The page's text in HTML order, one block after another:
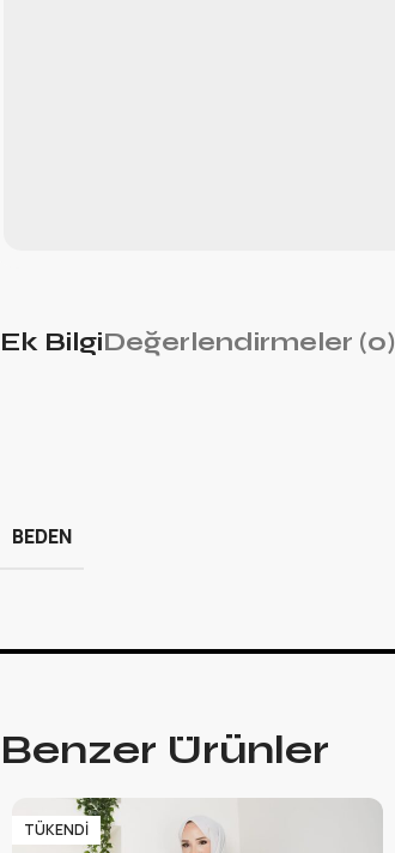
Ek BilgiDeğerlendirmeler (0)
BEDEN
Benzer Ürünler
TÜKENDI